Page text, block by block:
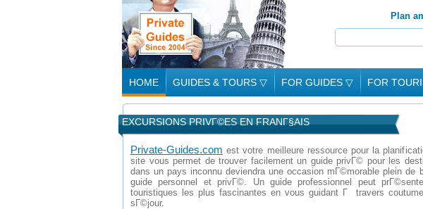
Plan
HOME GUIDES & TOURS ▽ FOR GUIDES ▽ FOR
EXCURSIONS PRIVГ©ES EN FRANГ§AIS
Private-Guides.com est votre meilleure ressource pour la
site vous permet de trouver facilement un guide privГ© pour les
dans un pays inconnu deviendra une occasion mГ©morable plein
guide personnel et privГ©. Un guide professionnel peut
touristiques les plus fascinantes en vous guidant Г travers
sГ©jour.